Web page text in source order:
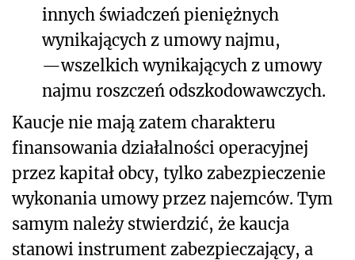
innych świadczeń pieniężnych
wynikających z umowy najmu,
—wszelkich wynikających z umowy
najmu roszczeń odszkodowawczych.
Kaucje nie mają zatem charakteru
finansowania działalności operacyjnej
przez kapitał obcy, tylko zabezpieczenie
wykonania umowy przez najemców. Tym
samym należy stwierdzić, że kaucja
stanowi instrument zabezpieczający, a